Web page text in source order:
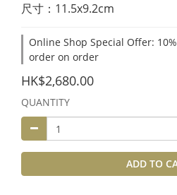
尺寸：11.5x9.2cm
Online Shop Special Offer:
order on order
HK$2,680.00
QUANTITY
ADD TO